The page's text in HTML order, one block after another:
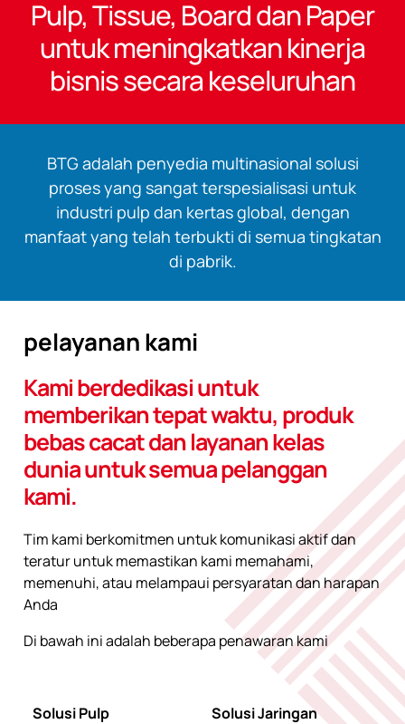
Pulp, Tissue, Board dan Paper
untuk meningkatkan kinerja
bisnis secara keseluruhan
BTG adalah penyedia multinasional solusi
proses yang sangat terspesialisasi untuk
industri pulp dan kertas global, dengan
manfaat yang telah terbukti di semua tingkatan
di pabrik.
pelayanan kami
Kami berdedikasi untuk
memberikan tepat waktu, produk
bebas cacat dan layanan kelas
dunia untuk semua pelanggan
kami.
Tim kami berkomitmen untuk komunikasi aktif dan
teratur untuk memastikan kami memahami,
memenuhi, atau melampaui persyaratan dan harapan
Anda
Di bawah ini adalah beberapa penawaran kami
Solusi Pulp Solusi Jaringan